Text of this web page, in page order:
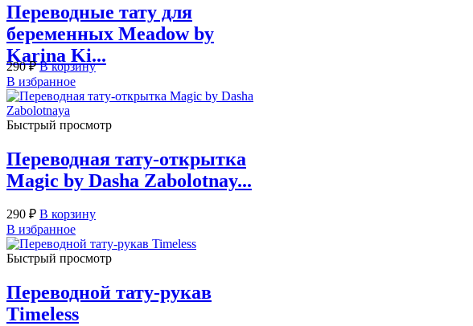
Переводные тату для
беременных Meadow by
Karina Ki...
290₽ В корзину
В избранное
Быстрый просмотр
Переводная тату-открытка
Magic by Dasha Zabolotnay...
290 ₽ В корзину
В избранное
Быстрый просмотр
Переводной тату-рукав
Timeless